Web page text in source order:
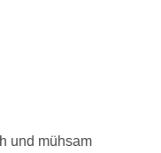
und mühsam